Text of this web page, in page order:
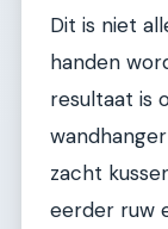
Dit is niet
handen
resultaat is
zacht
eerder ruw